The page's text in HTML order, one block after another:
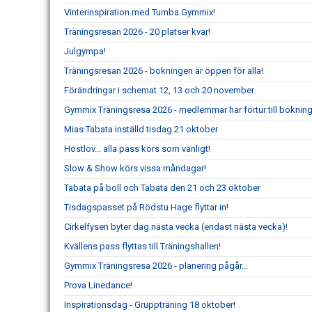
Vinterinspiration med Tumba Gymmix!
Träningsresan 2026 - 20 platser kvar!
Julgympa!
Träningsresan 2026 - bokningen är öppen för alla!
Förändringar i schemat 12, 13 och 20 november
Gymmix Träningsresa 2026 - medlemmar har förtur till
Mias Tabata inställd tisdag 21 oktober
Höstlov... alla pass körs som vanligt!
Slow & Show körs vissa måndagar!
Tabata på boll och Tabata den 21 och 23 oktober
Tisdagspasset på Rödstu Hage flyttar in!
Cirkelfysen byter dag nästa vecka (endast nästa vecka)!
Kvällens pass flyttas till Träningshallen!
Gymmix Träningsresa 2026 - planering pågår...
Prova Linedance!
Inspirationsdag - Gruppträning 18 oktober!